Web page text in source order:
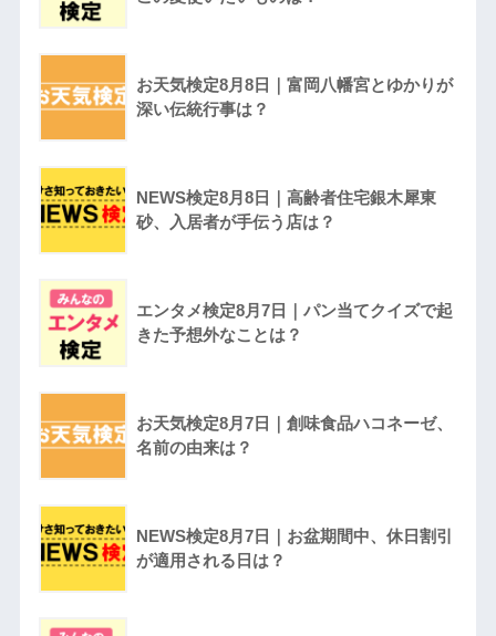
お天気検定8月8日｜富岡八幡宮とゆかりが
深い伝統行事は？
NEWS検定8月8日｜高齢者住宅銀木犀東
砂、入居者が手伝う店は？
エンタメ検定8月7日｜パン当てクイズで起
きた予想外なことは？
お天気検定8月7日｜創味食品ハコネーゼ、
名前の由来は？
NEWS検定8月7日｜お盆期間中、休日割引
が適用される日は？